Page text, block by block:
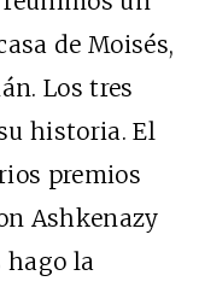
de Moisés,
Los tres
historia. El
premios
Ashkenazy
hago la